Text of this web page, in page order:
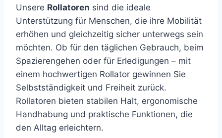
Unsere Rollatoren sind die ideale
Unterstützung für Menschen, die ihre Mobilität
erhöhen und gleichzeitig sicher unterwegs sein
möchten. Ob für den täglichen Gebrauch, beim
Spazierengehen oder für Erledigungen – mit
einem hochwertigen Rollator gewinnen Sie
Selbstständigkeit und Freiheit zurück.
Rollatoren bieten stabilen Halt, ergonomische
Handhabung und praktische Funktionen, die
den Alltag erleichtern.